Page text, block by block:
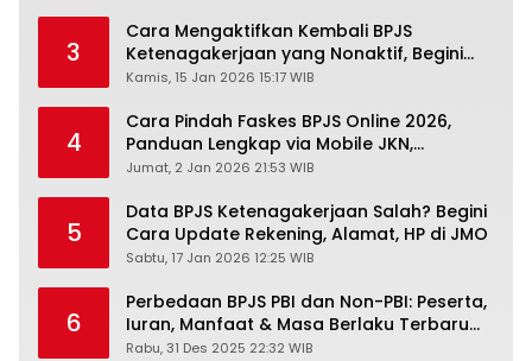
3
Cara Mengaktifkan Kembali BPJS
Ketenagakerjaan yang Nonaktif, Begini
Panduan Lengkapnya
Kamis, 15 Jan 2026 15:17 WIB
4
Cara Pindah Faskes BPJS Online 2026,
Panduan Lengkap via Mobile JKN,
PANDAWA & Offiline Kantor Cabang
Jumat, 2 Jan 2026 21:53 WIB
5
Data BPJS Ketenagakerjaan Salah? Begini
Cara Update Rekening, Alamat, HP di JMO
Sabtu, 17 Jan 2026 12:25 WIB
6
Perbedaan BPJS PBI dan Non-PBI: Peserta,
Iuran, Manfaat & Masa Berlaku Terbaru
2026
Rabu, 31 Des 2025 22:32 WIB